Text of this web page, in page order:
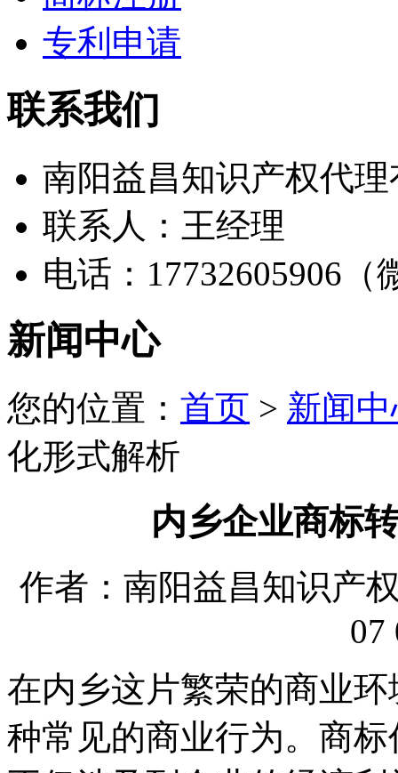
专利申请
联系我们
南阳益昌知识产权代
联系人：王经理
电话：17732605906（
新闻中心
您的位置： 首页 > 新闻
化形式解析
内乡企业商标
作者：南阳益昌知识产
07
在内乡这片繁荣的商业
种常见的商业行为。商